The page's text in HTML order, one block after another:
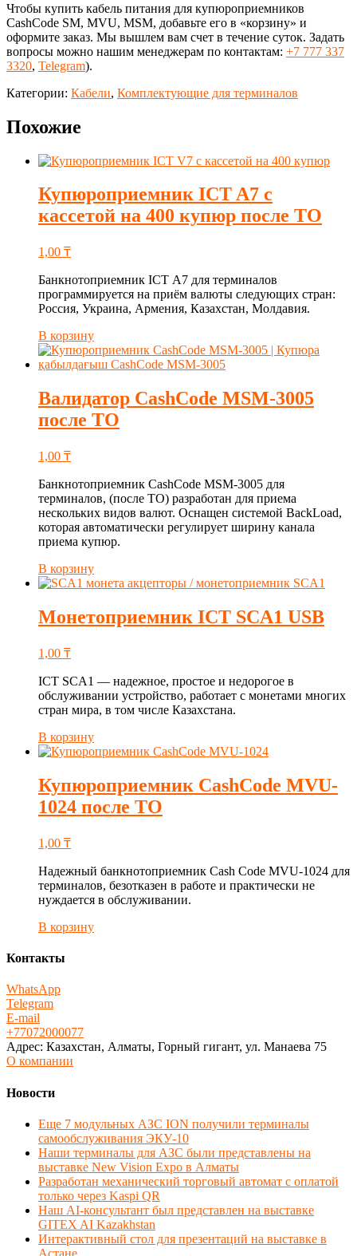
Чтобы купить кабель питания для купюроприемников
CashCode SM, MVU, MSM, добавьте его в «корзину» и
оформите заказ. Мы вышлем вам счет в течение суток. Задать
вопросы можно нашим менеджерам по контактам: +7 777 337
3320, Telegram).
Категории: Кабели, Комплектующие для терминалов
Похожие
Купюроприемник ICT A7 с
кассетой на 400 купюр после ТО
1,00 ₸
Банкнотоприемник ICT А7 для терминалов
программируется на приём валюты следующих стран:
Россия, Украина, Армения, Казахстан, Молдавия.
В корзину
Валидатор CashCode MSM-3005
после ТО
1,00 ₸
Банкнотоприемник CashCode MSM-3005 для
терминалов, (после ТО) разработан для приема
нескольких видов валют. Оснащен системой BackLoad,
которая автоматически регулирует ширину канала
приема купюр.
В корзину
Монетоприемник ICT SCA1 USB
1,00 ₸
ICT SCA1 — надежное, простое и недорогое в
обслуживании устройство, работает с монетами многих
стран мира, в том числе Казахстана.
В корзину
Купюроприемник CashCode MVU-
1024 после ТО
1,00 ₸
Надежный банкнотоприемник Cash Code MVU-1024 для
терминалов, безотказен в работе и практически не
нуждается в обслуживании.
В корзину
Контакты
WhatsApp
Telegram
E-mail
+77072000077
Адрес: Казахстан, Алматы, Горный гигант, ул. Манаева 75
О компании
Новости
Еще 7 модульных АЗС ION получили терминалы
самообслуживания ЭКУ-10
Наши терминалы для АЗС были представлены на
выставке New Vision Expo в Алматы
Разработан механический торговый автомат с оплатой
только через Kaspi QR
Наш AI-консультант был представлен на выставке
GITEX AI Kazakhstan
Интерактивный стол для презентаций на выставке в
Астане